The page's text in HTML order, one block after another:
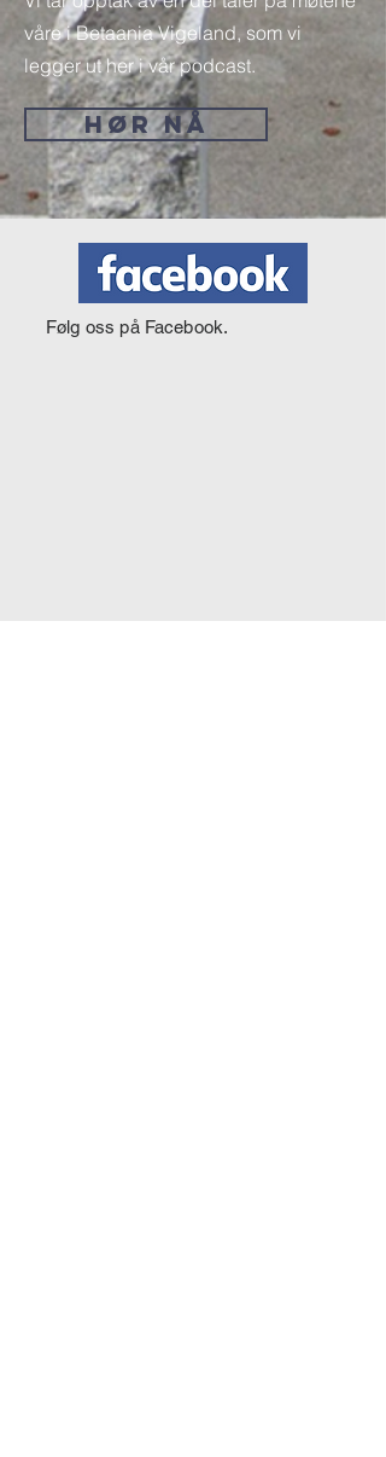
våre i Betaania Vigeland, som vi
legger ut her i vår podcast.
HØR NÅ
Følg oss på Facebook.